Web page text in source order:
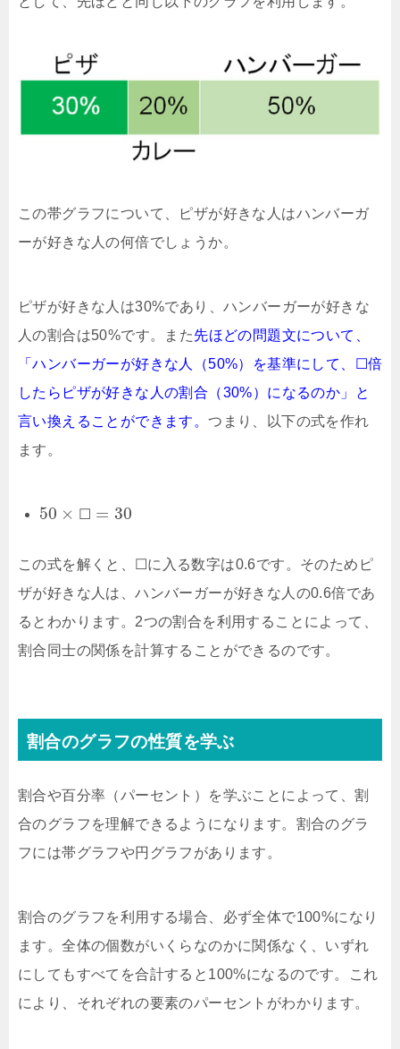
この帯グラフについて、ピザが好きな人はハンバーガ
ーが好きな人の何倍でしょうか。
ピザが好きな人は30%であり、ハンバーガーが好きな
人の割合は50%です。また先ほどの問題文について、
「ハンバーガーが好きな人（50%）を基準にして、 ☐倍
したらピザが好きな人の割合（30%）になるのか」と
言い換えることができます。つまり、以下の式を作れ
ます。
50 × ☐ = 30
この式を解くと、 ☐に入る数字は0.6です。そのためピ
ザが好きな人は、ハンバーガーが好きな人の0.6倍であ
るとわかります。2つの割合を利用することによって、
割合同士の関係を計算することができるのです。
割合のグラフの性質を学ぶ
割合や百分率（パーセント）を学ぶことによって、割
合のグラフを理解できるようになります。割合のグラ
フには帯グラフや円グラフがあります。
割合のグラフを利用する場合、必ず全体で100%になり
ます。全体の個数がいくらなのかに関係なく、いずれ
にしてもすべてを合計すると100%になるのです。これ
により、それぞれの要素のパーセントがわかります。